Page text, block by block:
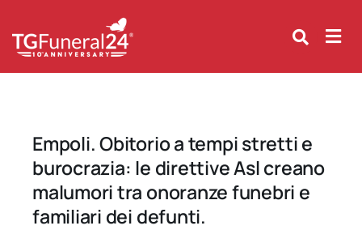
content
Empoli. Obitorio a tempi stretti e
burocrazia: le direttive Asl creano
malumori tra onoranze funebri e
familiari dei defunti.